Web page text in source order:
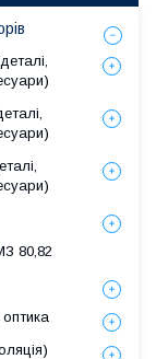
80,82